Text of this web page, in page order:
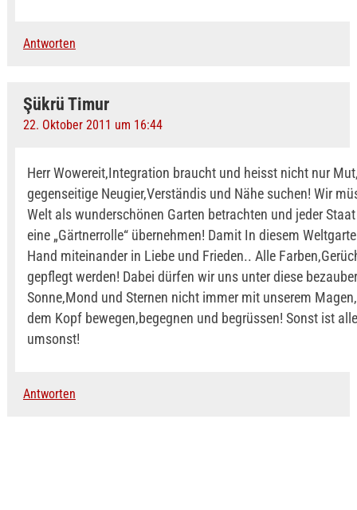
Antworten
Şükrü Timur
22. Oktober 2011 um 16:44
Herr Wowereit,Integration braucht und heisst nicht nur
gegenseitige Neugier,Verständis und Nähe suchen! Wir
Welt als wunderschönen Garten betrachten und jeder
eine „Gärtnerrolle“ übernehmen! Damit In diesem
Hand miteinander in Liebe und Frieden.. Alle
gepflegt werden! Dabei dürfen wir uns unter diese
Sonne,Mond und Sternen nicht immer mit unserem
dem Kopf bewegen,begegnen und begrüssen! Sonst ist
umsonst!
Antworten